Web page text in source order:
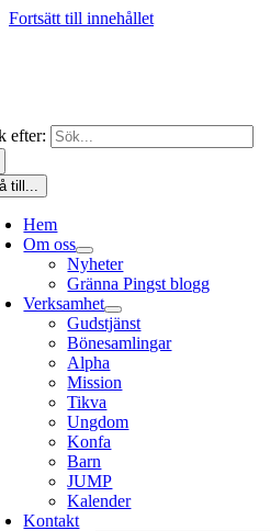
Fortsätt till innehållet
efter:
till...
Hem
Om oss
Nyheter
Gränna Pingst blogg
Verksamhet
Gudstjänst
Bönesamlingar
Alpha
Mission
Tikva
Ungdom
Konfa
Barn
JUMP
Kalender
Kontakt